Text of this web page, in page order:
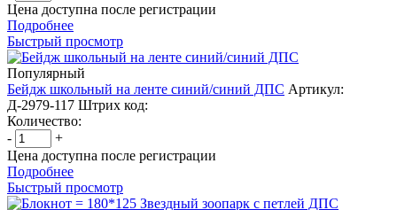
Цена доступна после регистрации
Подробнее
Быстрый просмотр
Популярный
Бейдж школьный на ленте синий/синий ДПС Артикул:
Д-2979-117 Штрих код:
Количество:
-
+
Цена доступна после регистрации
Подробнее
Быстрый просмотр